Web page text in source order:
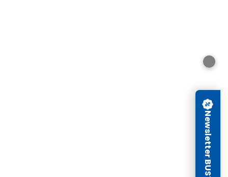
Newsletter BUSTER